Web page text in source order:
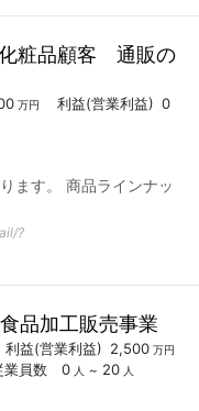
粧品顧客 通販の
万円 利益(営業利益) 0
ます。 商品ラインナッ
?
品加工販売事業
利益(営業利益) 2,500 万円
業員数 0 人 ~ 20 人